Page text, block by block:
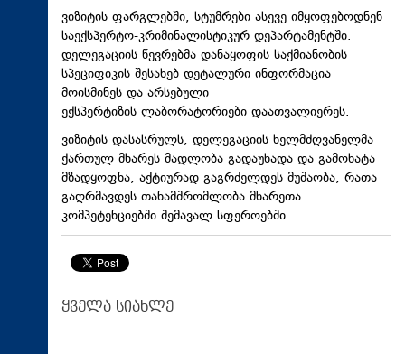
ვიზიტის ფარგლებში, სტუმრები ასევე იმყოფებოდნენ
საექსპერტო-კრიმინალისტიკურ დეპარტამენტში.
დელეგაციის წევრებმა დანაყოფის საქმიანობის
სპეციფიკის შესახებ დეტალური ინფორმაცია
მოისმინეს და არსებული
ექსპერტიზის ლაბორატორიები დაათვალიერეს.
ვიზიტის დასასრულს, დელეგაციის ხელმძღვანელმა
ქართულ მხარეს მადლობა გადაუხადა და გამოხატა
მზადყოფნა, აქტიურად გაგრძელდეს მუშაობა, რათა
გაღრმავდეს თანამშრომლობა მხარეთა
კომპეტენციებში შემავალ სფეროებში.
ყველა სიახლე